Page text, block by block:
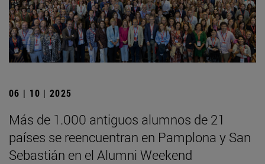
06 | 10 | 2025
Más de 1.000 antiguos alumnos de 21
países se reencuentran en Pamplona y San
Sebastián en el Alumni Weekend